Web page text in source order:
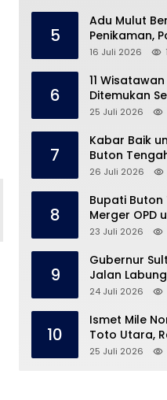
5
Adu Mulut
Penikaman,
Kronologi di
16 Juli 2026
6
11
Ditemukan
Speedboat
25 Juli 2026
7
Kabar Baik
Buton
Miliar
26 Juli 2026
8
Bupati Buton
Merger OPD
Belanja
23 Juli 2026
9
Gubernur
Jalan
Buteng
24 Juli 2026
10
Ismet Mile
Toto Utara,
Ungkap
25 Juli 2026